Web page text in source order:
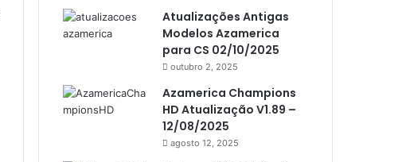
Americabox S205 Plus
Americabox S305 Plus
Atacado Games
Atualizações Antigas
Modelos Azamerica
para CS 02/10/2025
outubro 2, 2025
Azamerica Champions
HD Atualização V1.89 –
12/08/2025
agosto 12, 2025